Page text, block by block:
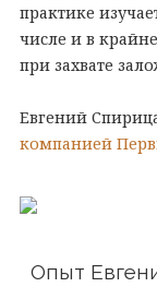
практике
числе и в
при захвате
Евгений
компанией
Опыт